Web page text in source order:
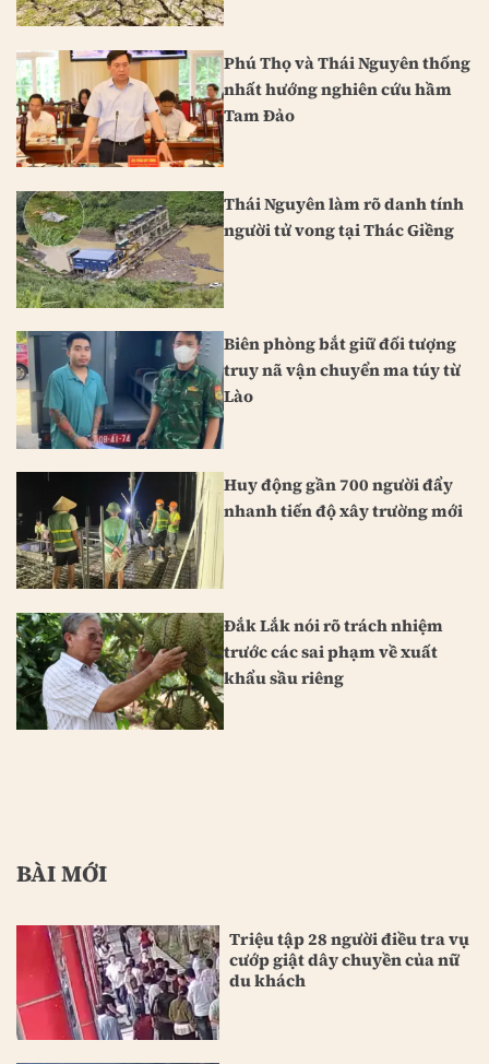
Phú Thọ và Thái Nguyên thống
nhất hướng nghiên cứu hầm
Tam Đảo
Thái Nguyên làm rõ danh tính
người tử vong tại Thác Giềng
Biên phòng bắt giữ đối tượng
truy nã vận chuyển ma túy từ
Lào
Huy động gần 700 người đẩy
nhanh tiến độ xây trường mới
Đắk Lắk nói rõ trách nhiệm
trước các sai phạm về xuất
khẩu sầu riêng
BÀI MỚI
Triệu tập 28 người điều tra vụ
cướp giật dây chuyền của nữ
du khách